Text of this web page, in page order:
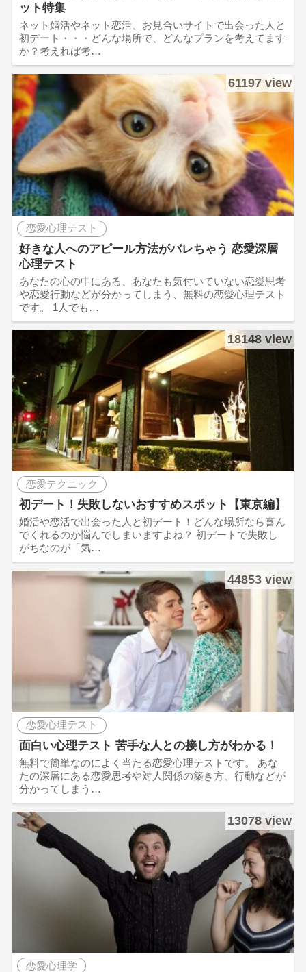
ット特集
ネット婚活やネット恋活、お見合いサイトで出会った人と
初デート・・・どんな場所で、どんなプランを考えてます
か？考えれば考…
61197 view
恋愛心理テスト
好きな人へのアピール方法がバレちゃう 恋愛深層
心理テスト
あなたの心の中にある、あなたも気付いていない恋愛思考
や恋愛行動などが分かってしまう、無料の恋愛心理テスト
です。 1人でも…
18148 view
恋愛テクニック
初デート！失敗しないおすすめスポット【東京編】
婚活や恋活で出会った人と初デート！どんな場所なら喜ん
でくれるのか悩んでしまいますよね？ 初デートで失敗し
がちなのが「気…
44853 view
恋愛心理テスト
面白い心理テスト 苦手な人との接し方がわかる！
無料で簡単なのによく当たる恋愛心理テストです。 あな
たの深層にある恋愛思考や対人関係の築き方、行動などが
分かってしまう…
13078 view
恋愛心理学